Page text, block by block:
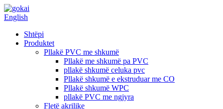
English
Shtëpi
Produktet
Pllakë PVC me shkumë
Pllakë me shkumë pa PVC
pllakë shkumë celuka pvc
Pllakë shkumë e ekstruduar me CO
Pllakë shkumë WPC
pllakë PVC me ngjyra
Fletë akrilike